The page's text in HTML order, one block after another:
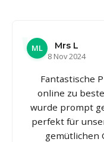
ML
Mrs L
8 Nov 2024
Fantastische
online zu
wurde prompt
perfekt für
gemütlichen